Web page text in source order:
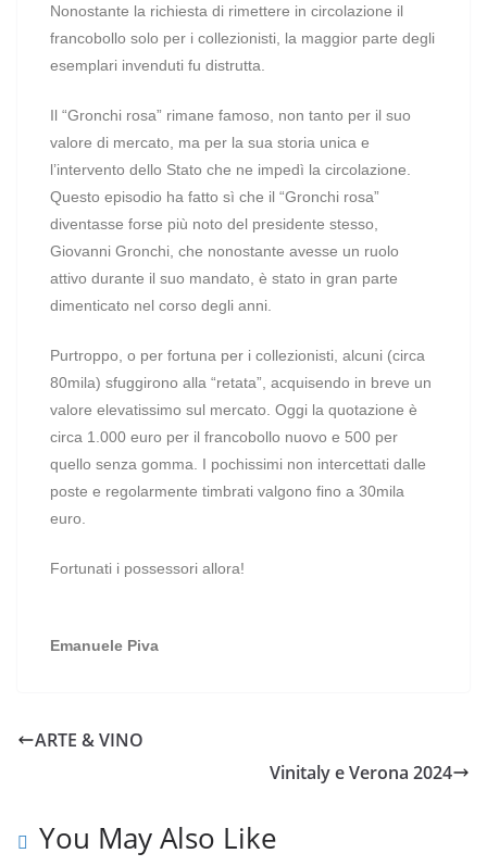
Nonostante la richiesta di rimettere in circolazione il
francobollo solo per i collezionisti, la maggior parte degli
esemplari invenduti fu distrutta.
Il “Gronchi rosa” rimane famoso, non tanto per il suo
valore di mercato, ma per la sua storia unica e
l’intervento dello Stato che ne impedì la circolazione.
Questo episodio ha fatto sì che il “Gronchi rosa”
diventasse forse più noto del presidente stesso,
Giovanni Gronchi, che nonostante avesse un ruolo
attivo durante il suo mandato, è stato in gran parte
dimenticato nel corso degli anni.
Purtroppo, o per fortuna per i collezionisti, alcuni (circa
80mila) sfuggirono alla “retata”, acquisendo in breve un
valore elevatissimo sul mercato. Oggi la quotazione è
circa 1.000 euro per il francobollo nuovo e 500 per
quello senza gomma. I pochissimi non intercettati dalle
poste e regolarmente timbrati valgono fino a 30mila
euro.
Fortunati i possessori allora!
Emanuele Piva
ARTE & VINO
Vinitaly e Verona 2024
You May Also Like